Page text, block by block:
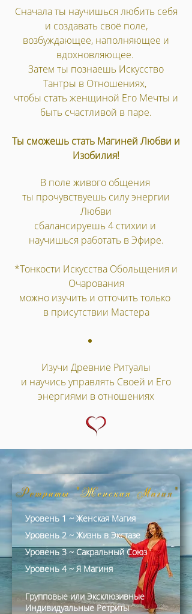
Сначала ты научишься любить себя
и создавать своё поле,
возбуждающее, наполняющее и
вдохновляющее.
Затем ты познаешь Искусство
Тантры в Отношениях,
чтобы стать женщиной Его Мечты и
быть счастливой в паре.
Ты сможешь стать Магиней Любви и
Изобилия!
В поле живого общения ​
ты прочувствуешь силу энергии
Любви
сбалансируешь 4 стихии и
научишься работать в Эфире.
*Тонкости Искусства Обольщения и
Очарования
можно изучить и отточить только
в присутствии Мастера
Изучи Древние Ритуалы​
и научись управлять Своей и Его
энергиями в отношениях​​​
Уровень 1 ~ Женская Магия
Уровень 4 ~ Я Магиня
Уровень 3 ~ Сакральный Союз
Уровень 2 ~ Жизнь в Экстазе
Групповые или Эксклюзивные
Индивидуальные Ретриты